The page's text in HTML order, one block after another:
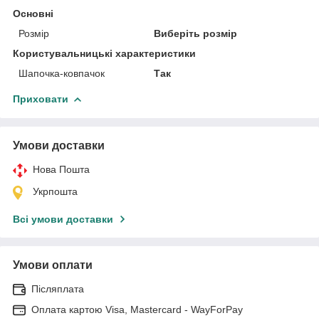
Основні
Розмір
Виберіть розмір
Користувальницькі характеристики
Шапочка-ковпачок
Так
Приховати
Умови доставки
Нова Пошта
Укрпошта
Всі умови доставки
Умови оплати
Післяплата
Оплата картою Visa, Mastercard - WayForPay